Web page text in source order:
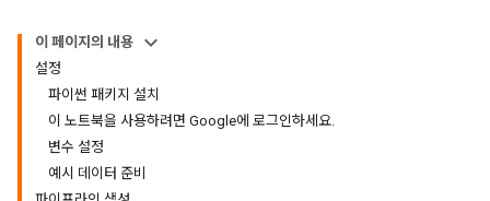
이 페이지의 내용
설정
파이썬 패키지 설치
이 노트북을 사용하려면 Google에 로그인하세요.
변수 설정
예시 데이터 준비